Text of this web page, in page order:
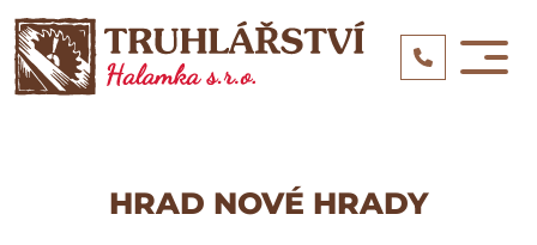
HRAD NOVÉ HRADY